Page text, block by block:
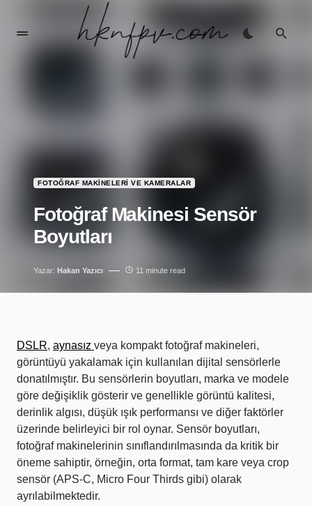
FOTOĞRAF MAKINELERI VE KAMERALAR
Fotoğraf Makinesi Sensör
Boyutları
Yazar: Hakan Yazıcı 11 minute read
DSLR, aynasız veya kompakt fotoğraf makineleri,
görüntüyü yakalamak için kullanılan dijital sensörlerle
donatılmıştır. Bu sensörlerin boyutları, marka ve modele
göre değişiklik gösterir ve genellikle görüntü kalitesi,
derinlik algısı, düşük ışık performansı ve diğer faktörler
üzerinde belirleyici bir rol oynar. Sensör boyutları,
fotoğraf makinelerinin sınıflandırılmasında da kritik bir
öneme sahiptir, örneğin, orta format, tam kare veya crop
sensör (APS-C, Micro Four Thirds gibi) olarak
ayrılabilmektedir.